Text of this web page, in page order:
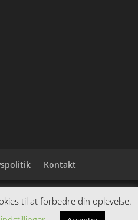
Kontakt
et bredt udvalg af
et affiiliatesite, og nogle
til at forbedre din oplevelse.